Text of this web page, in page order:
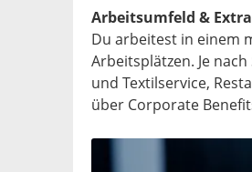
Arbeitsumfeld &
Du arbeitest in einem
Arbeitsplätzen. Je
und Textilservice,
über Corporate